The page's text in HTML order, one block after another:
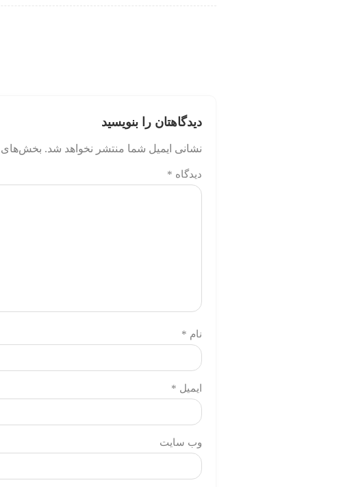
دیدگاهتان را بنویسید
نشانی ایمیل شما منتشر نخواهد شد. بخش‌های
دیدگاه *
نام *
ایمیل *
وب‌ سایت